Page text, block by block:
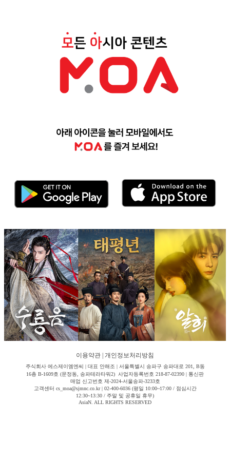
이용약관 개인정보처리방침
주식회사 에스제이엠엔씨 | 대표 안해조 | 서울특별시 송파구 송파대로 201, B동
16층 B-1609호 (문정동, 송파테라타워2) 사업자등록번호 218-87-02390 | 통신판
매업 신고번호 제-2024-서울송파-3233호
고객센터 cs_moa@sjmnc.co.kr | 02-400-6036 (평일 10:00~17:00 / 점심시간
12:30~13:30 / 주말 및 공휴일 휴무)
AsiaN. ALL RIGHTS RESERVED